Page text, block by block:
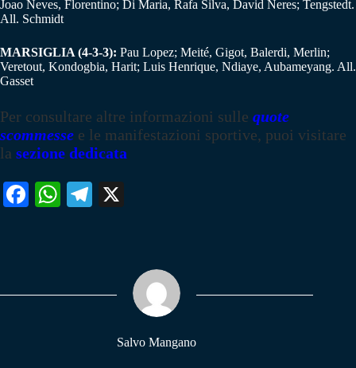
Joao Neves, Florentino; Di Maria, Rafa Silva, David Neres; Tengstedt.
All. Schmidt
MARSIGLIA (4-3-3): Pau Lopez; Meité, Gigot, Balerdi, Merlin;
Veretout, Kondogbia, Harit; Luis Henrique, Ndiaye, Aubameyang. All.
Gasset
Per consultare altre informazioni sulle quote
scommesse e le manifestazioni sportive, puoi visitare
la sezione dedicata
Fa W
pp
Te
m
Salvo Mangano